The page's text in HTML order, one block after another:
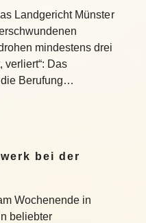
Landgericht Münster
mindestens drei
verliert“: Das
die Berufung…
bei der
Wochenende in
beliebter